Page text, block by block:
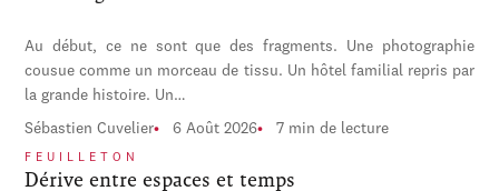
Au début, ce ne sont que des fragments. Une photographie
cousue comme un morceau de tissu. Un hôtel familial repris par
la grande histoire. Un…
Sébastien Cuvelier 6 Août 2026 7 min de lecture
FEUILLETON
Dérive entre espaces et temps